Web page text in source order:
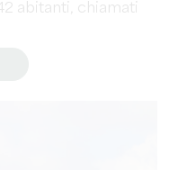
abitanti, chiamati